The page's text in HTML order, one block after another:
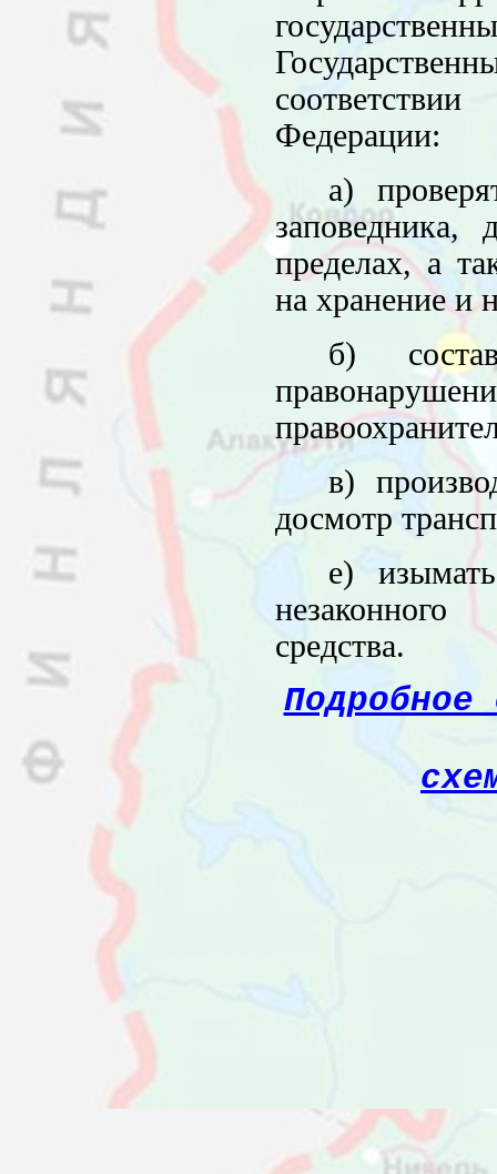
Федерации:
а)
пределах, а
на хранение и
б)
в)
досмотр
е)
средства.
Подробное